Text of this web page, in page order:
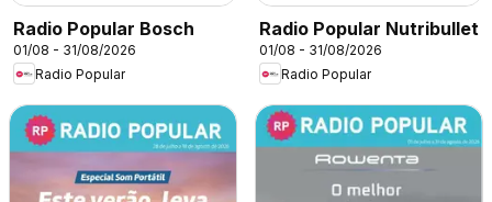
Radio Popular Bosch
01/08 - 31/08/2026
Radio Popular
Radio Popular Nutribullet
01/08 - 31/08/2026
Radio Popular